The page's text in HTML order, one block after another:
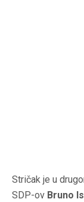
Stričak je u
SDP-ov Bruno